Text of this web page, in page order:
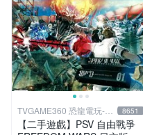
TVGAME360 恐龍電玩-台
中店
8651
【二手遊戲】PSV 自由戰爭